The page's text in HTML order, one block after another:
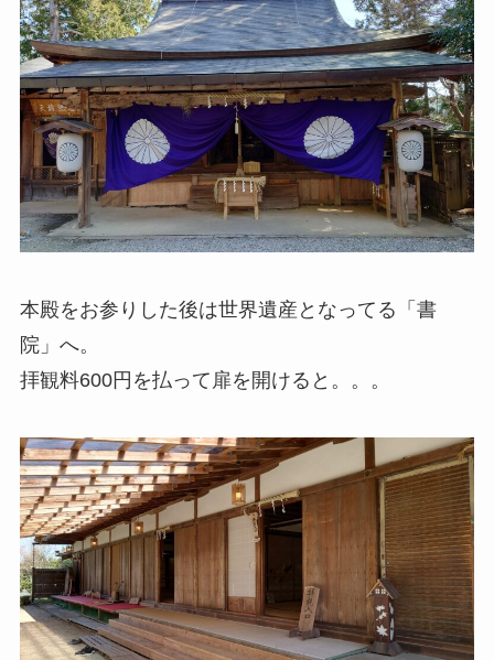
本殿をお参りした後は世界遺産となってる「書
院」へ。
拝観料600円を払って扉を開けると。。。